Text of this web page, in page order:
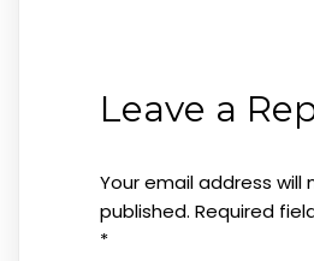
Leave a
Your email address will
published. Required
*